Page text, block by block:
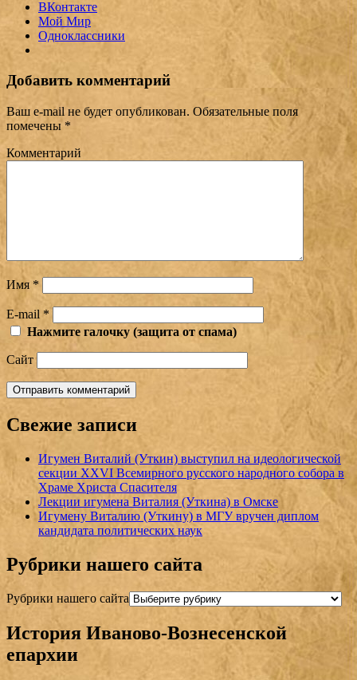
ВКонтакте
Мой Мир
Одноклассники
Добавить комментарий
Ваш e-mail не будет опубликован. Обязательные поля
помечены *
Комментарий
Имя *
E-mail *
Нажмите галочку (защита от спама)
Сайт
Свежие записи
Игумен Виталий (Уткин) выступил на идеологической
секции XXVI Всемирного русского народного собора в
Храме Христа Спасителя
Лекции игумена Виталия (Уткина) в Омске
Игумену Виталию (Уткину) в МГУ вручен диплом
кандидата политических наук
Рубрики нашего сайта
Рубрики нашего сайта
История Иваново-Вознесенской
епархии